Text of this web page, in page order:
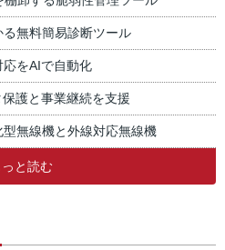
無料簡易診断ツール
をAIで自動化
護と事業継続を支援
無線機と外線対応無線機
っと読む